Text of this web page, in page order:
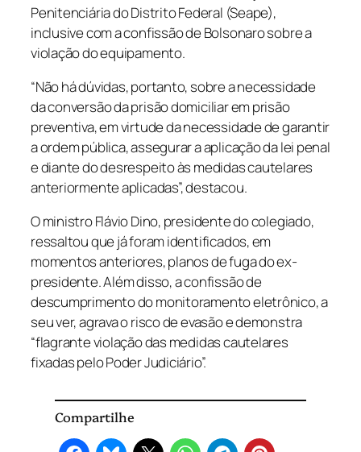
Penitenciária do Distrito Federal (Seape),
inclusive com a confissão de Bolsonaro sobre a
violação do equipamento.
“Não há dúvidas, portanto, sobre a necessidade
da conversão da prisão domiciliar em prisão
preventiva, em virtude da necessidade de garantir
a ordem pública, assegurar a aplicação da lei penal
e diante do desrespeito às medidas cautelares
anteriormente aplicadas”, destacou.
O ministro Flávio Dino, presidente do colegiado,
ressaltou que já foram identificados, em
momentos anteriores, planos de fuga do ex-
presidente. Além disso, a confissão de
descumprimento do monitoramento eletrônico, a
seu ver, agrava o risco de evasão e demonstra
“flagrante violação das medidas cautelares
fixadas pelo Poder Judiciário”.
Compartilhe